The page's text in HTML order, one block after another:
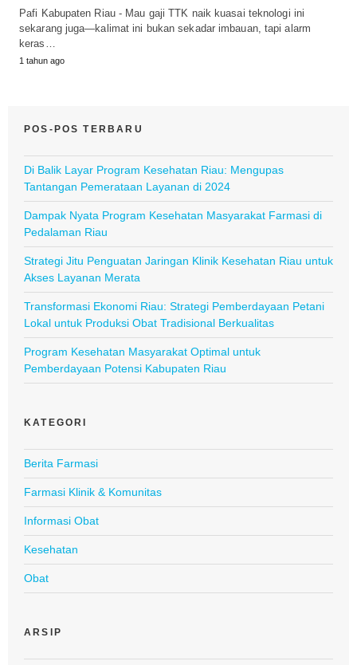
Pafi Kabupaten Riau - Mau gaji TTK naik kuasai teknologi ini
sekarang juga—kalimat ini bukan sekadar imbauan, tapi alarm
keras…
1 tahun ago
POS-POS TERBARU
Di Balik Layar Program Kesehatan Riau: Mengupas
Tantangan Pemerataan Layanan di 2024
Dampak Nyata Program Kesehatan Masyarakat Farmasi di
Pedalaman Riau
Strategi Jitu Penguatan Jaringan Klinik Kesehatan Riau untuk
Akses Layanan Merata
Transformasi Ekonomi Riau: Strategi Pemberdayaan Petani
Lokal untuk Produksi Obat Tradisional Berkualitas
Program Kesehatan Masyarakat Optimal untuk
Pemberdayaan Potensi Kabupaten Riau
KATEGORI
Berita Farmasi
Farmasi Klinik & Komunitas
Informasi Obat
Kesehatan
Obat
ARSIP